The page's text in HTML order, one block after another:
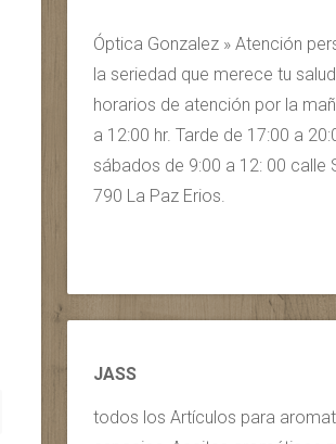
Óptica Gonzalez » Atención
la seriedad que merece tu
horarios de atención por la
a 12:00 hr. Tarde de 17:00 a
sábados de 9:00 a 12: 00 calle
790 La Paz Erios.
JASS
todos los Artículos para